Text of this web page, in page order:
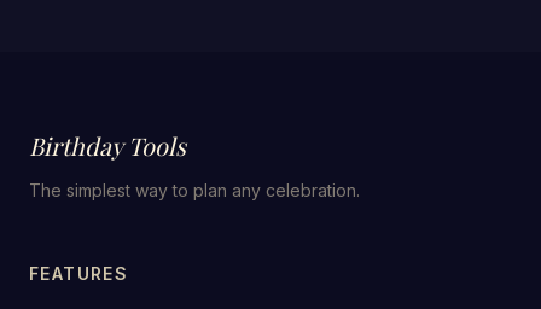
Birthday Tools
The simplest way to plan any celebration.
FEATURES